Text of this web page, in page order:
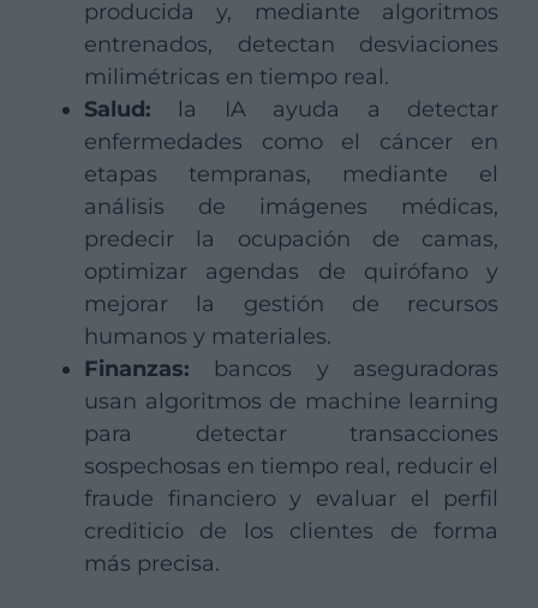
producida y, mediante algoritmos
entrenados, detectan desviaciones
milimétricas en tiempo real.
Salud: la IA ayuda a detectar
enfermedades como el cáncer en
etapas tempranas, mediante el
análisis de imágenes médicas,
predecir la ocupación de camas,
optimizar agendas de quirófano y
mejorar la gestión de recursos
humanos y materiales.
Finanzas: bancos y aseguradoras
usan algoritmos de machine learning
para detectar transacciones
sospechosas en tiempo real, reducir el
fraude financiero y evaluar el perfil
crediticio de los clientes de forma
más precisa.